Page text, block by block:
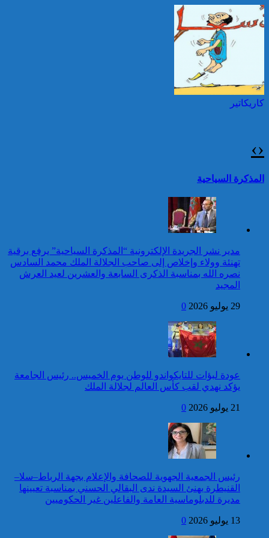
حرائق الغابات : الاتحاد
الأوروبي يعبئ إمكانياته
لدعم فرنسا والبرتغال
بالمناطق الحضرية خلال
حصيلة حوادث السير
بالمناطق الحضرية خلال
الأسبوع المنصرم
حصيلة حوادث السير
بالمناطق الحضرية خلال
الأسبوع المنصرم
بمناسبة عيد العرش المجيد
برقية تهنئة إلى جلالة الملك
من الرئيس الانتقالي
لجمهورية مالي، رئيس الدولة،
بمناسبة عيد العرش المجيد
برقية تهنئة إلى جلالة الملك
من رئيس جمهورية النيجر
بمناسبة عيد العرش المجيد
من رئيس مجلس جمهورية
الطوغو بمناسبة عيد العرش
توقيف شخصين هددا شرطيا
بسكينين خلال محاولة سرقة ليلا
تقرير: 67,7% من الأشخاص في
وضعية إعاقة لم يبلغوا أي مستوى
المديرية العامة للأمن الوطني تؤكد
بريطانية بشأن “اعتقال” مواطن
بريطاني عارية من الصحة
توقيف شخص للاشتباه في تورطه
في ارتكاب جريمة السرقة
المقرونة بالضرب والجرح المفضي
للموت كان ضحيتها مواطن أجنبي
بتارودانت
كاريكاتير
كاريكاتير
كاريكاتير
‹
›
المذكرة السياحية
مدير نشر الجريدة الإلكترونية “المذكرة السياحية” يرفع برقية
تهنئة وولاء وإخلاص إلى صاحب الجلالة الملك محمد السادس
نصره الله بمناسبة الذكرى السابعة والعشرين لعيد العرش
المجيد
29 يوليو 2026 0
عودة لبؤات للتايكواندو للوطن يوم الخميس.. رئيس الجامعة
يؤكد نهدي لقب كأس العالم لجلالة الملك
21 يوليو 2026 0
رئيس الجمعية الجهوية للصحافة والإعلام بجهة الرباط–سلا–
القنيطرة يهنئ السيدة ندى البقالي الحسني بمناسبة تعيينها
مديرة للدبلوماسية العامة والفاعلين غير الحكوميين
13 يوليو 2026 0